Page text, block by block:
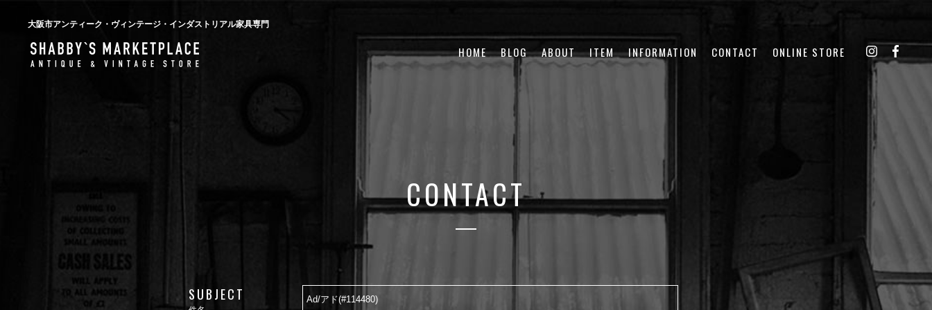
大阪市アンティーク・ヴィンテージ・インダストリアル家具専門
HOME BLOG ABOUT ITEM INFORMATION CONTACT ONLINE STORE
CONTACT
SUBJECT